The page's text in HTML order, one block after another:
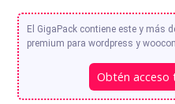
El GigaPack contiene este y más
premium para wordpress y
Obtén